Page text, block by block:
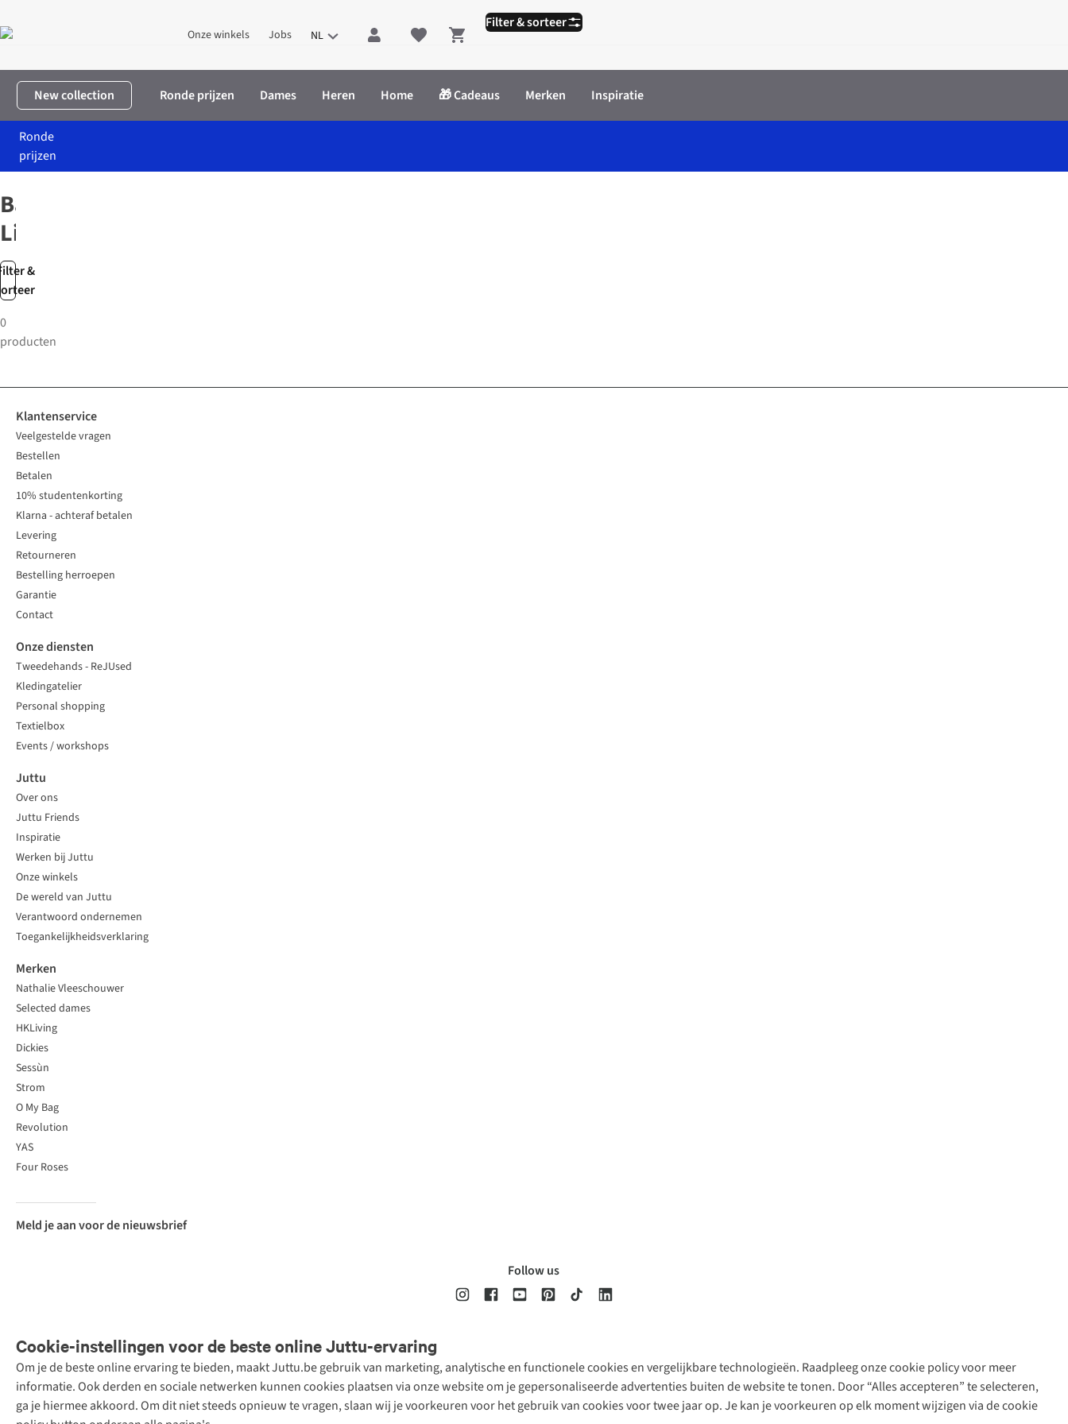
Onze winkels Jobs NL Shopping cart
New collection Ronde prijzen Dames Heren Home 🎁 Cadeaus Merken Inspiratie
Ronde
prijzen
&
Filter & sorteer
Barebones
Living
0
producten
Cookie-instellingen voor de beste online Juttu-ervaring
Om je de beste online ervaring te bieden, maakt Juttu.be gebruik van marketing, analytische en functionele cookies en vergelijkbare technologieën. Raadpleeg onze cookie policy voor meer
informatie. Ook derden en sociale netwerken kunnen cookies plaatsen via onze website om je gepersonaliseerde advertenties buiten de website te tonen. Door “Alles accepteren” te selecteren,
ga je hiermee akkoord. Om dit niet steeds opnieuw te vragen, slaan wij je voorkeuren voor het gebruik van cookies voor twee jaar op. Je kan je voorkeuren op elk moment wijzigen via de cookie
Klantenservice
Veelgestelde vragen
Bestellen
Betalen
10% studentenkorting
Klarna - achteraf betalen
Levering
Retourneren
Bestelling herroepen
Garantie
Contact
Onze diensten
Tweedehands - ReJUsed
Kledingatelier
Personal shopping
Textielbox
Events / workshops
Juttu
Over ons
Juttu Friends
Inspiratie
Werken bij Juttu
Onze winkels
De wereld van Juttu
Verantwoord ondernemen
Toegankelijkheidsverklaring
Merken
Nathalie Vleeschouwer
Selected dames
HKLiving
Dickies
Sessùn
Strom
O My Bag
Revolution
YAS
Four Roses
Meld je aan voor de nieuwsbrief
Follow us
Disclaimer Privacy Policy
Retail Concepts
N.V.,